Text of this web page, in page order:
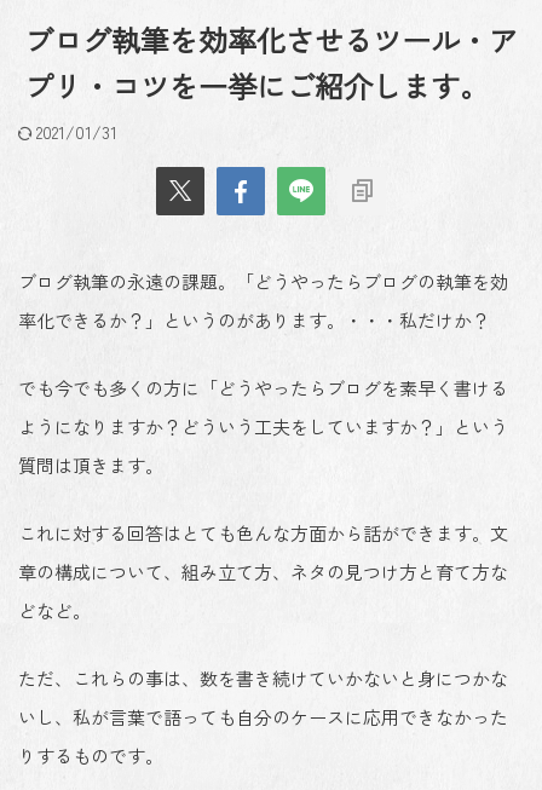
ブログ執筆を効率化させるツール・ア
プリ・コツを一挙にご紹介します。
2021/01/31
ブログ執筆の永遠の課題。「どうやったらブログの執筆を効
率化できるか？」というのがあります。・・・私だけか？
でも今でも多くの方に「どうやったらブログを素早く書ける
ようになりますか？どういう工夫をしていますか？」という
質問は頂きます。
これに対する回答はとても色んな方面から話ができます。文
章の構成について、組み立て方、ネタの見つけ方と育て方な
どなど。
ただ、これらの事は、数を書き続けていかないと身につかな
いし、私が言葉で語っても自分のケースに応用できなかった
りするものです。